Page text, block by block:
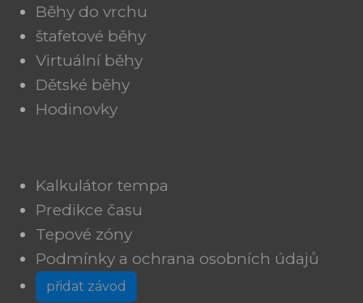
Běhy do vrchu
štafetové běhy
Virtuální běhy
Dětské běhy
Hodinovky
Kalkulátor tempa
Predikce času
Tepové zóny
Podmínky a ochrana osobních údajů
přidat závod